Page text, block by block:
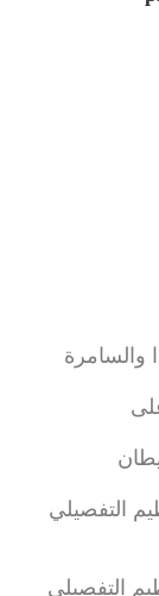
والسامرة
التفصيلي
التفصيلي